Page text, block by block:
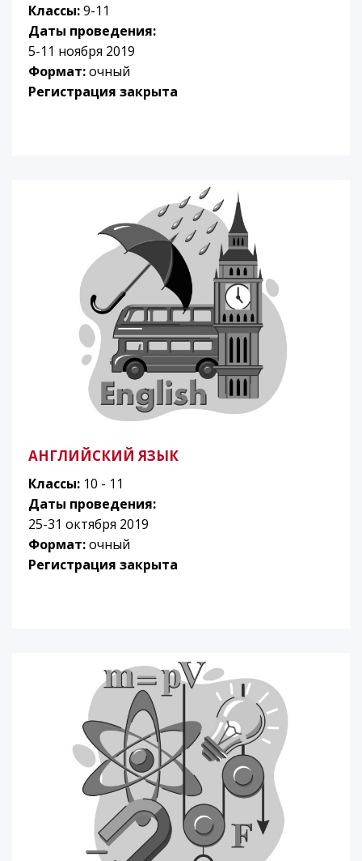
Классы:9-11
Даты проведения:
5-11 ноября 2019
Формат:очный
Регистрация закрыта
АНГЛИЙСКИЙ ЯЗЫК
Классы: 10 - 11
Даты проведения:
25-31 октября 2019
Формат:очный
Регистрация закрыта